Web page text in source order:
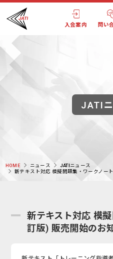
入会案内 問い
JATI
HOME ニュース
JATIニュース
新テキスト対応 模擬問題集・ワークノー
新テキスト対応 模
訂版) 販売開始のお